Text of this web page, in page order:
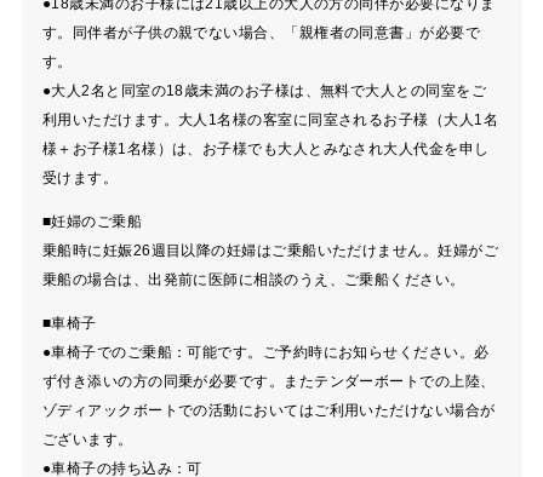
●18歳未満のお子様には21歳以上の大人の方の同伴が必要になりま
す。同伴者が子供の親でない場合、「親権者の同意書」が必要で
す。
●大人2名と同室の18歳未満のお子様は、無料で大人との同室をご
利用いただけます。大人1名様の客室に同室されるお子様（大人1名
様＋お子様1名様）は、お子様でも大人とみなされ大人代金を申し
受けます。
■妊婦のご乗船
乗船時に妊娠26週目以降の妊婦はご乗船いただけません。妊婦がご
乗船の場合は、出発前に医師に相談のうえ、ご乗船ください。
■車椅子
●車椅子でのご乗船：可能です。ご予約時にお知らせください。必
ず付き添いの方の同乗が必要です。またテンダーボートでの上陸、
ゾディアックボートでの活動においてはご利用いただけない場合が
ございます。
●車椅子の持ち込み：可